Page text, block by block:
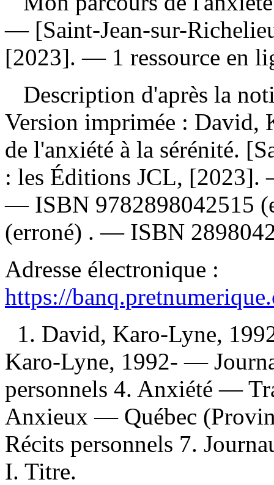
— [Saint-Jean-sur-
[2023]. — 1 ressource en
Description d'après la
Version imprimée : David,
de l'anxiété à la sérénité.
: les Éditions JCL,
— ISBN 9782898042515
(erroné) . — ISBN
Adresse électronique :
https://
1. David, Karo-Lyne,
Karo-Lyne, 1992- —
personnels 4. Anxiété —
Anxieux — Québec
Récits personnels 7.
I. Titre.